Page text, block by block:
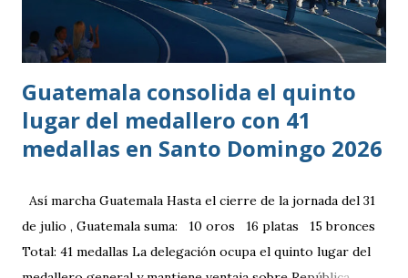
Guatemala consolida el quinto
lugar del medallero con 41
medallas en Santo Domingo 2026
Así marcha Guatemala Hasta el cierre de la jornada del 31
de julio , Guatemala suma: 10 oros 16 platas 15 bronces
Total: 41 medallas La delegación ocupa el quinto lugar del